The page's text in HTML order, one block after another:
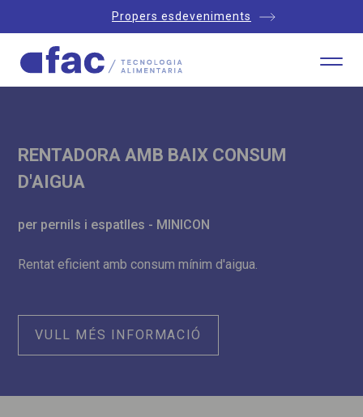
Propers esdeveniments
RENTADORA AMB BAIX CONSUM
D'AIGUA
per pernils i espatlles - MINICON
Rentat eficient amb consum mínim d'aigua.
VULL MÉS INFORMACIÓ